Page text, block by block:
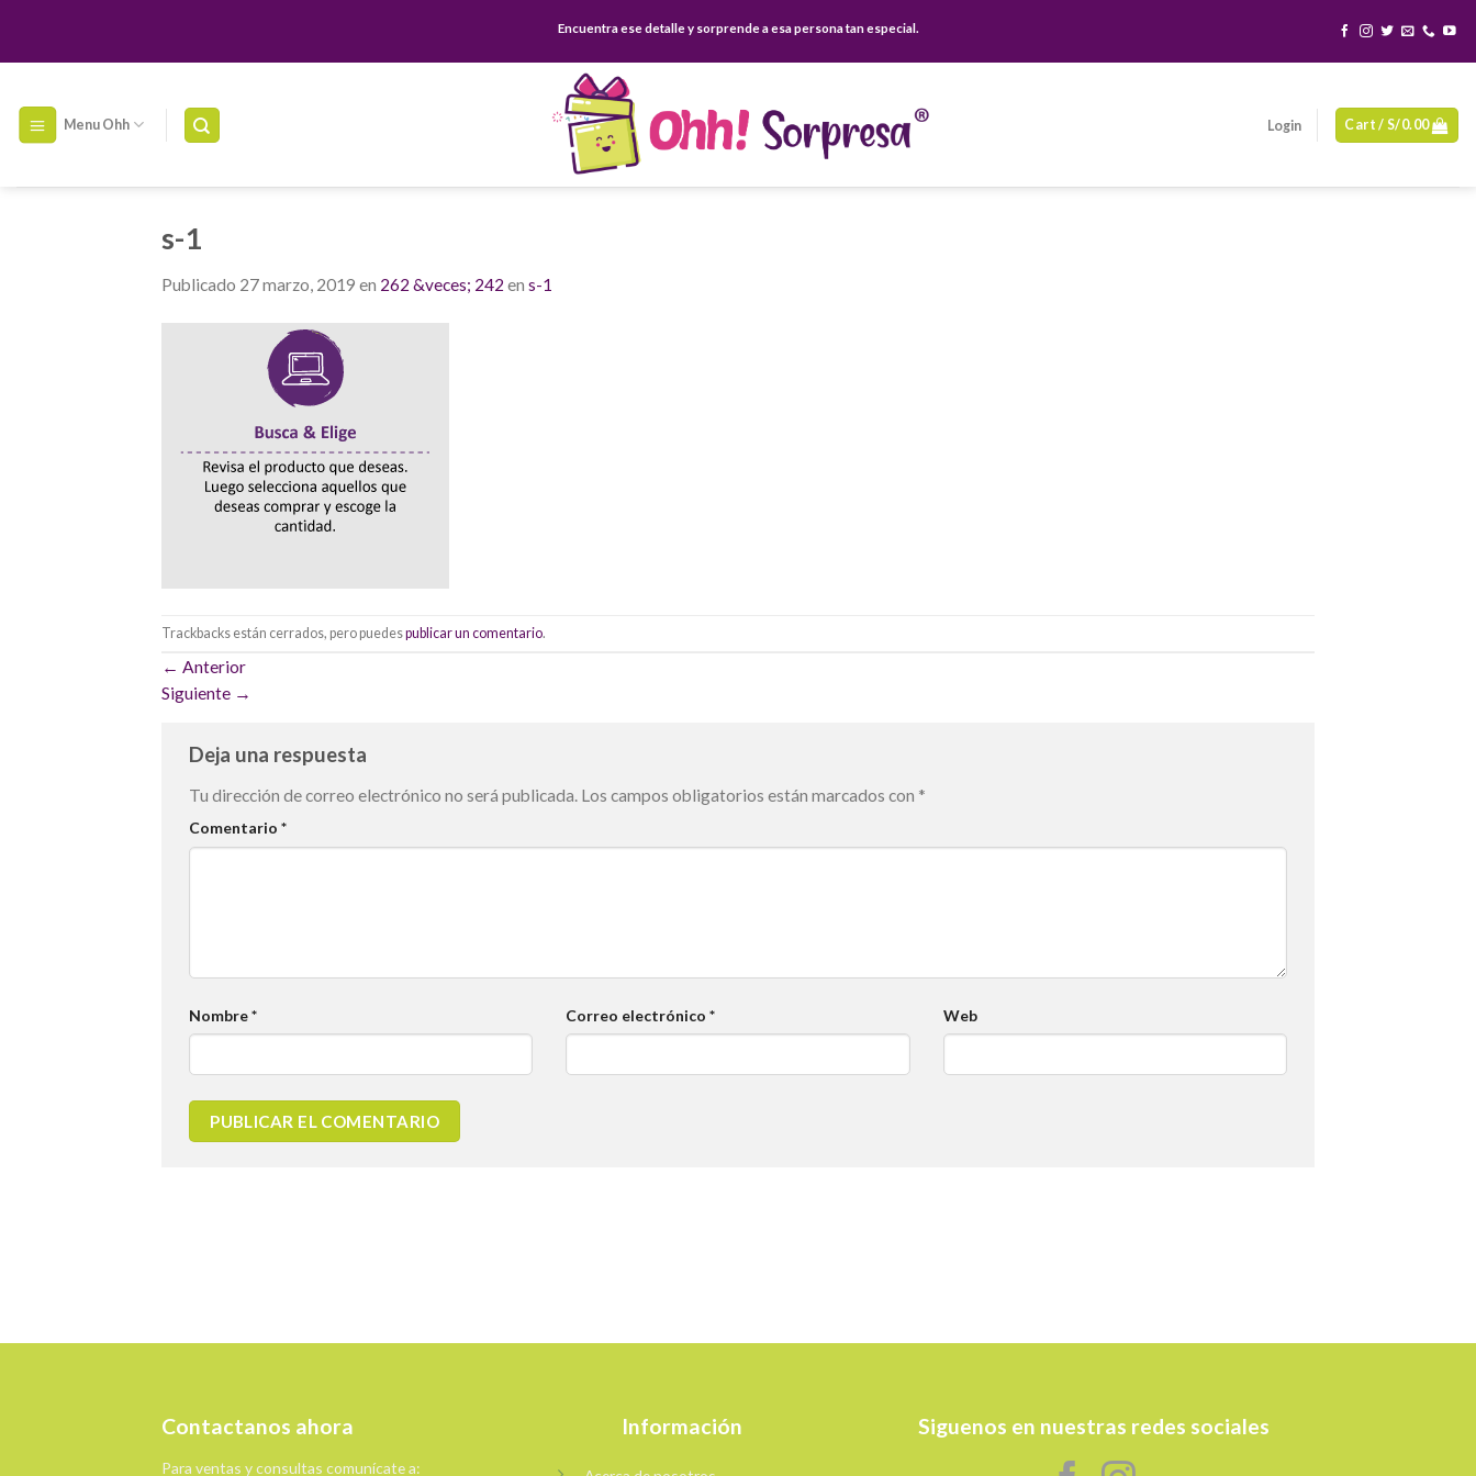
content
Encuentra ese detalle y sorprende a esa persona tan especial.
Menu Ohh Login Cart /S/0.00
s-1
Publicado 27 marzo, 2019 en 262 &veces; 242 en s-1
Trackbacks están cerrados, pero puedespublicar un comentario.
← Anterior
Siguiente →
Deja una respuesta
Tu dirección de correo electrónico no será publicada. Los campos obligatorios están marcados con *
Comentario *
Nombre* Correo electrónico* Web
Contactanos ahora
Para ventas y consultas comunícate a:
Información Siguenos en nuestras redes sociales